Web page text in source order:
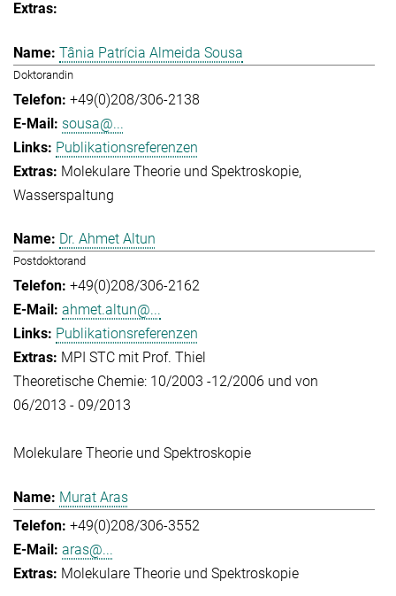
Tânia Patrícia Almeida Sousa
Doktorandin
+49(0)208/306-2138
sousa@...
Publikationsreferenzen
Molekulare Theorie und Spektroskopie
Wasserspaltung
Dr. Ahmet Altun
Postdoktorand
+49(0)208/306-2162
ahmet.altun@...
Publikationsreferenzen
MPI STC mit Prof. Thiel
Theoretische Chemie: 10/2003 -12/2006 und von
06/2013 - 09/2013
Molekulare Theorie und Spektroskopie
Murat Aras
+49(0)208/306-3552
aras@...
Molekulare Theorie und Spektroskopie